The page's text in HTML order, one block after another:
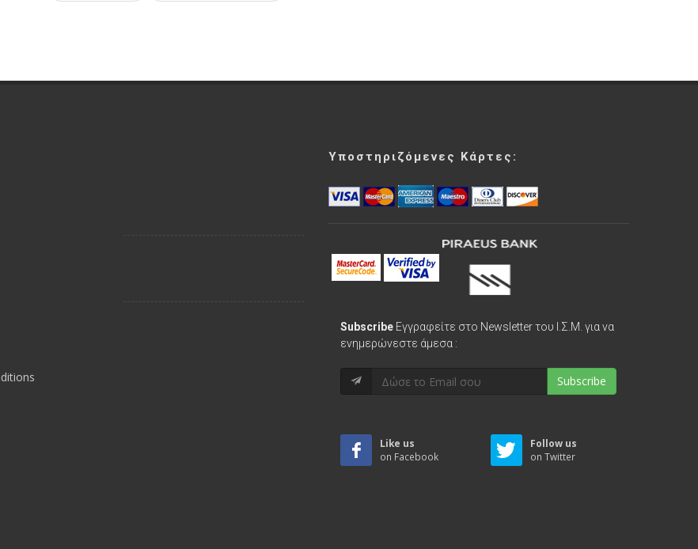
Υποστηριζόμενες Κάρτες:
Subscribe Εγγραφείτε στο Newsletter του Ι.Σ.Μ. για να
ενημερώνεστε άμεσα :
Subscribe
Like us
on Facebook
Follow us
on Twitter